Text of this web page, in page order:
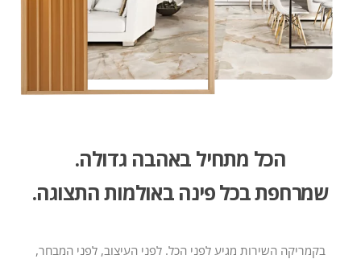
הכל מתחיל באהבה גדולה​.
שמרחפת בכל פינה באולמות התצוגה.
בקמריקה‭ ‬השירות‭